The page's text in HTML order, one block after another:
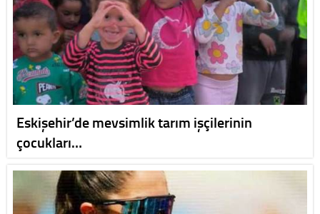
Eskişehir’de mevsimlik tarım işçilerinin
çocukları…